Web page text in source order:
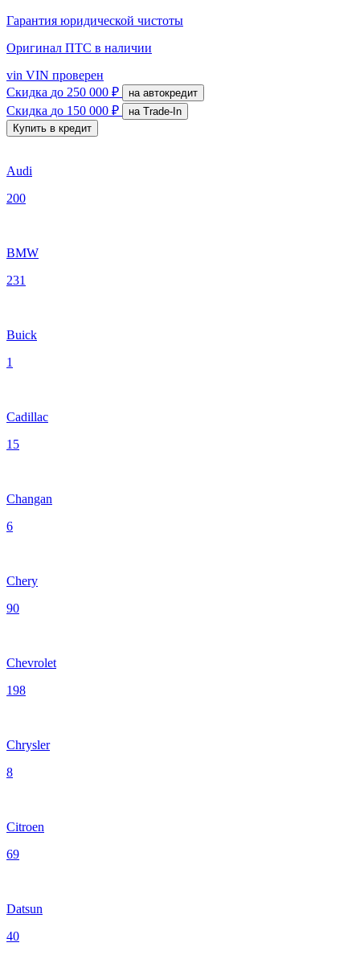
Гарантия юридической чистоты
Оригинал ПТС в наличии
vin VIN проверен
Скидка до 250 000 ₽ на автокредит
Скидка до 150 000 ₽
на Trade-In
Купить в кредит
Audi
200
BMW
231
Buick
1
Cadillac
15
Changan
6
Chery
90
Chevrolet
198
Chrysler
8
Citroen
69
Datsun
40